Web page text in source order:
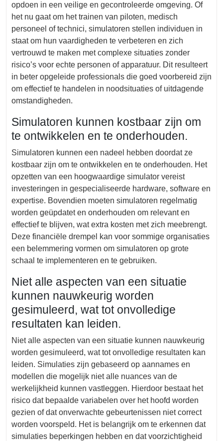
opdoen in een veilige en gecontroleerde omgeving. Of
het nu gaat om het trainen van piloten, medisch
personeel of technici, simulatoren stellen individuen in
staat om hun vaardigheden te verbeteren en zich
vertrouwd te maken met complexe situaties zonder
risico’s voor echte personen of apparatuur. Dit resulteert
in beter opgeleide professionals die goed voorbereid zijn
om effectief te handelen in noodsituaties of uitdagende
omstandigheden.
Simulatoren kunnen kostbaar zijn om
te ontwikkelen en te onderhouden.
Simulatoren kunnen een nadeel hebben doordat ze
kostbaar zijn om te ontwikkelen en te onderhouden. Het
opzetten van een hoogwaardige simulator vereist
investeringen in gespecialiseerde hardware, software en
expertise. Bovendien moeten simulatoren regelmatig
worden geüpdatet en onderhouden om relevant en
effectief te blijven, wat extra kosten met zich meebrengt.
Deze financiële drempel kan voor sommige organisaties
een belemmering vormen om simulatoren op grote
schaal te implementeren en te gebruiken.
Niet alle aspecten van een situatie
kunnen nauwkeurig worden
gesimuleerd, wat tot onvolledige
resultaten kan leiden.
Niet alle aspecten van een situatie kunnen nauwkeurig
worden gesimuleerd, wat tot onvolledige resultaten kan
leiden. Simulaties zijn gebaseerd op aannames en
modellen die mogelijk niet alle nuances van de
werkelijkheid kunnen vastleggen. Hierdoor bestaat het
risico dat bepaalde variabelen over het hoofd worden
gezien of dat onverwachte gebeurtenissen niet correct
worden voorspeld. Het is belangrijk om te erkennen dat
simulaties beperkingen hebben en dat voorzichtigheid